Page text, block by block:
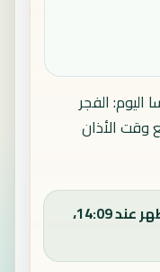
الفجر
وقت الأذان
الصلاة القادمة في لافال هي الظهر عند 14:09،